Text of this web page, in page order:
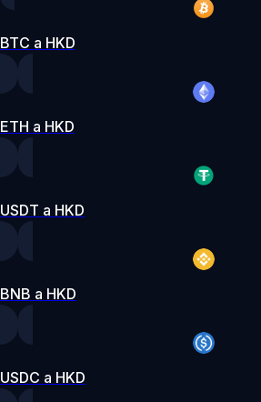
BTC a HKD
ETH a HKD
USDT a HKD
BNB a HKD
USDC a HKD